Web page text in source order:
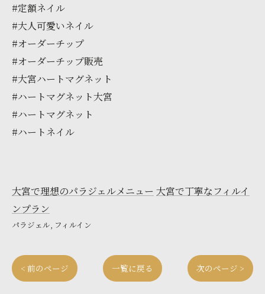
#定額ネイル
#大人可愛いネイル
#オーダーチップ
#オーダーチップ販売
#大宮ハートマグネット
#ハートマグネット大宮
#ハートマグネット
#ハートネイル
大宮で理想のパラジェルメニュー 大宮で丁寧なフィルイ
ンプラン
パラジェル フィルイン
< 前のページ 一覧に戻る 次のページ >